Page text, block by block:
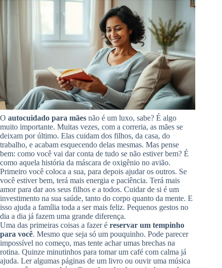
O autocuidado para mães não é um luxo, sabe? É algo
muito importante. Muitas vezes, com a correria, as mães se
deixam por último. Elas cuidam dos filhos, da casa, do
trabalho, e acabam esquecendo delas mesmas. Mas pense
bem: como você vai dar conta de tudo se não estiver bem? É
como aquela história da máscara de oxigênio no avião.
Primeiro você coloca a sua, para depois ajudar os outros. Se
você estiver bem, terá mais energia e paciência. Terá mais
amor para dar aos seus filhos e a todos. Cuidar de si é um
investimento na sua saúde, tanto do corpo quanto da mente. E
isso ajuda a família toda a ser mais feliz. Pequenos gestos no
dia a dia já fazem uma grande diferença.
Uma das primeiras coisas a fazer é reservar um tempinho
para você. Mesmo que seja só um pouquinho. Pode parecer
impossível no começo, mas tente achar umas brechas na
rotina. Quinze minutinhos para tomar um café com calma já
ajuda. Ler algumas páginas de um livro ou ouvir uma música